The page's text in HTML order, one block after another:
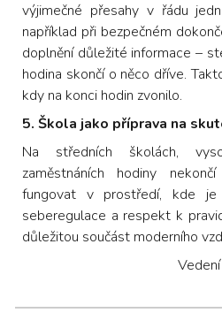
výjimečné přesahy v řádu
například při bezpečném
doplnění důležité informace –
hodina skončí o něco dříve.
kdy na konci hodin zvonilo.
5. Škola jako příprava na
Na středních školách,
zaměstnáních hodiny
fungovat v prostředí, kde je
seberegulace a respekt k
důležitou součást moderního